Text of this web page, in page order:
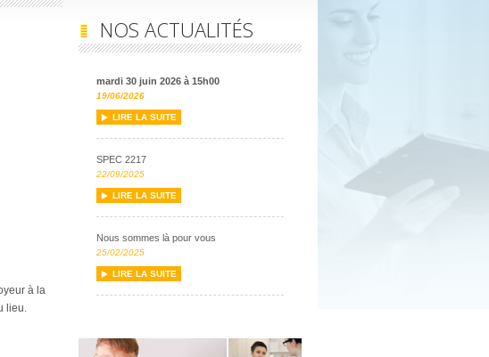
à la
lieu.
NOS ACTUALITÉS
mardi 30 juin 2026 à 15h00
19/06/2026
LIRE LA SUITE
SPEC 2217
22/09/2025
LIRE LA SUITE
Nous sommes là pour vous
25/02/2025
LIRE LA SUITE